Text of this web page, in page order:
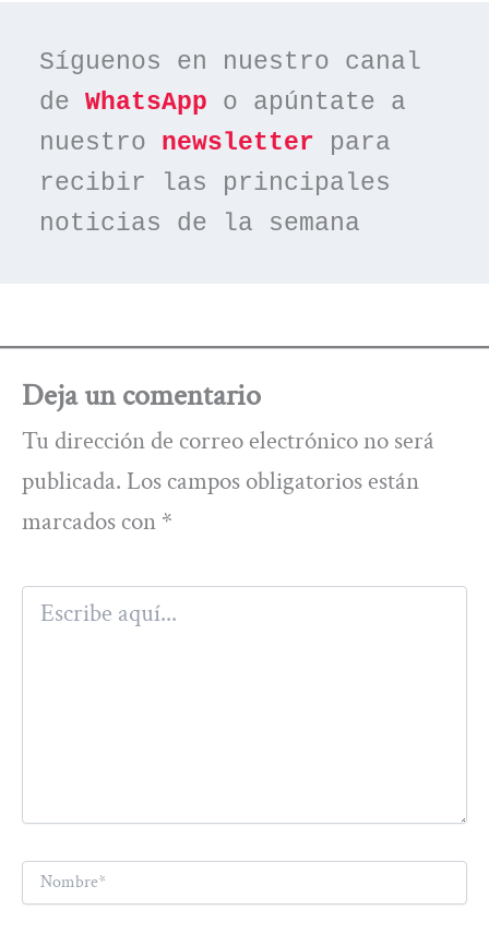
Síguenos en nuestro canal
de WhatsApp o apúntate a
nuestro newsletter para
recibir las principales
noticias de la semana
Deja un comentario
Tu dirección de correo electrónico no será
publicada. Los campos obligatorios están
marcados con *
Escribe
aquí...
Nombre*